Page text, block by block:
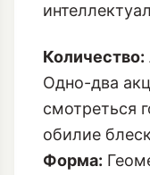
Количество:
Одно-два
смотреться
обилие
Форма: